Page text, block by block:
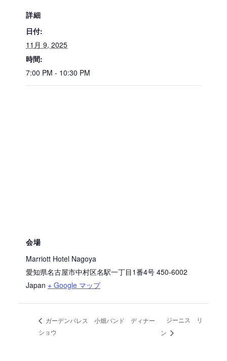
詳細
日付:
11月 9, 2025
時間:
7:00 PM - 10:30 PM
会場
Marriott Hotel Nagoya
愛知県名古屋市中村区名駅一丁目1番4号 450-6002
Japan + Google マップ
ガーデンパレス 小畑バンド ディナー
ショウ
ジーニス リ
ン